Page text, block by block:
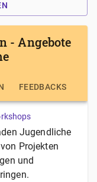
- Angebote
FEEDBACKS
Jugendliche
Projekten
und